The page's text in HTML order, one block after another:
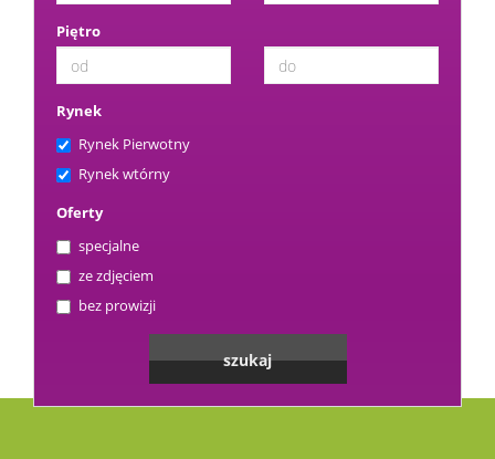
Piętro
Rynek
Rynek Pierwotny
Rynek wtórny
Oferty
specjalne
ze zdjęciem
bez prowizji